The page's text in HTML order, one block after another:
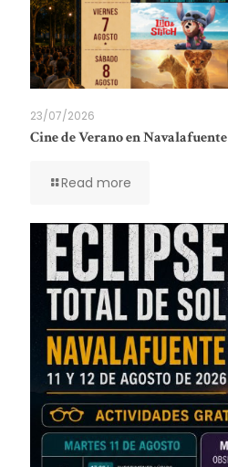
23/07/2026
Cine de Verano en Navalafuente
Read more